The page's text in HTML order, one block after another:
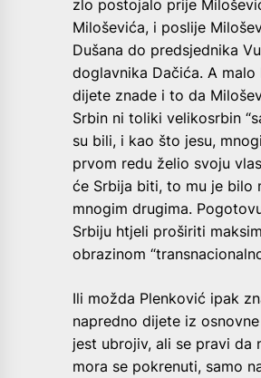
zlo postojalo prije
Miloševića, i poslije
Dušana do predsjednika
doglavnika Dačića. A
dijete znade i to da
Srbin ni toliki velikosrbin
su bili, i kao što jesu,
prvom redu želio svoju
će Srbija biti, to mu je bilo
mnogim drugima.
Srbiju htjeli proširiti
obrazinom
Ili možda Plenković ipak
napredno dijete iz
jest ubrojiv, ali se pravi da
mora se pokrenuti, samo